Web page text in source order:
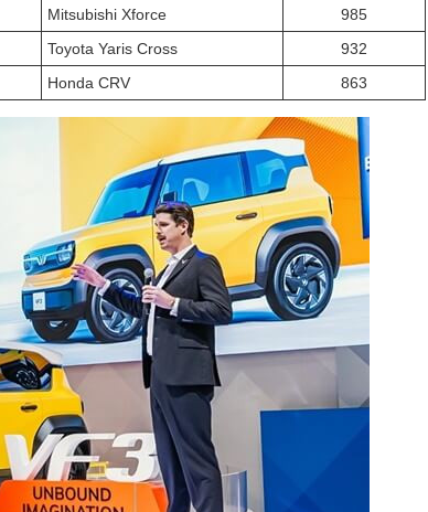
Mitsubishi Xforce
985
Toyota Yaris Cross
932
Honda CRV 863